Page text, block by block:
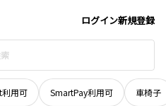
ログイン新規登録
利用可 SmartPay利用可 車椅子